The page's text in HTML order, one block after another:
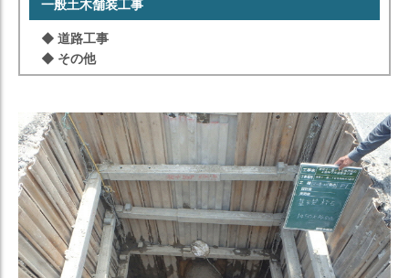
⼀般⼟⽊舗装⼯事
◆ 道路⼯事
◆ その他